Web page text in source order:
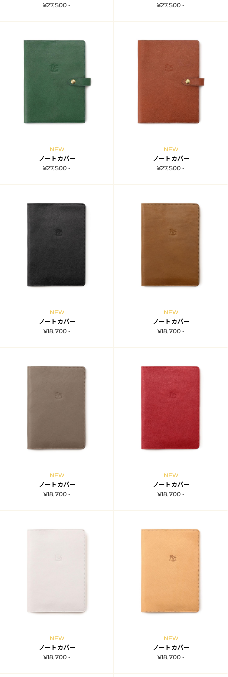
¥27,500 -
¥27,500 -
NEW
ノートカバー
¥27,500 -
NEW
ノートカバー
¥27,500 -
NEW
ノートカバー
¥18,700 -
NEW
ノートカバー
¥18,700 -
NEW
ノートカバー
¥18,700 -
NEW
ノートカバー
¥18,700 -
NEW
ノートカバー
¥18,700 -
NEW
ノートカバー
¥18,700 -